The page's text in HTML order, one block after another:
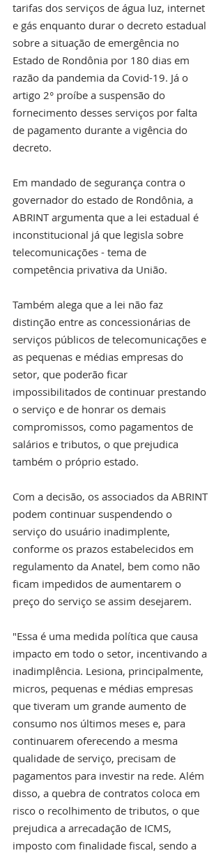
tarifas dos serviços de água luz, internet
e gás enquanto durar o decreto estadual
sobre a situação de emergência no
Estado de Rondônia por 180 dias em
razão da pandemia da Covid-19. Já o
artigo 2° proíbe a suspensão do
fornecimento desses serviços por falta
de pagamento durante a vigência do
decreto.
Em mandado de segurança contra o
governador do estado de Rondônia, a
ABRINT argumenta que a lei estadual é
inconstitucional já que legisla sobre
telecomunicações - tema de
competência privativa da União.
Também alega que a lei não faz
distinção entre as concessionárias de
serviços públicos de telecomunicações e
as pequenas e médias empresas do
setor, que poderão ficar
impossibilitados de continuar prestando
o serviço e de honrar os demais
compromissos, como pagamentos de
salários e tributos, o que prejudica
também o próprio estado.
Com a decisão, os associados da ABRINT
podem continuar suspendendo o
serviço do usuário inadimplente,
conforme os prazos estabelecidos em
regulamento da Anatel, bem como não
ficam impedidos de aumentarem o
preço do serviço se assim desejarem.
"Essa é uma medida política que causa
impacto em todo o setor, incentivando a
inadimplência. Lesiona, principalmente,
micros, pequenas e médias empresas
que tiveram um grande aumento de
consumo nos últimos meses e, para
continuarem oferecendo a mesma
qualidade de serviço, precisam de
pagamentos para investir na rede. Além
disso, a quebra de contratos coloca em
risco o recolhimento de tributos, o que
prejudica a arrecadação de ICMS,
imposto com finalidade fiscal, sendo a